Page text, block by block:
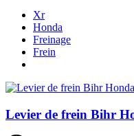
Xr
Honda
Freinage
Frein
Levier de frein Bihr